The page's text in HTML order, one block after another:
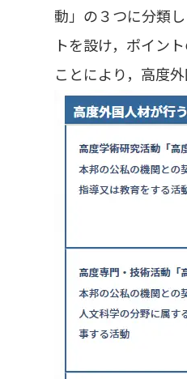
動」の３つに分類
トを設け，ポイン
ことにより，高度